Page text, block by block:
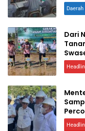
Daerah
Dari